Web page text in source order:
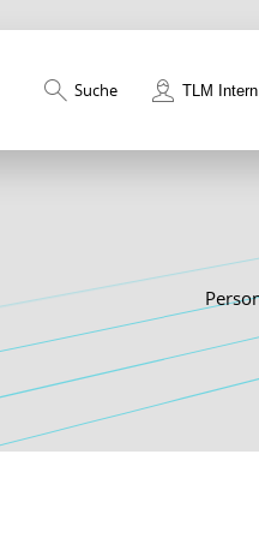
Suche TLM Intern